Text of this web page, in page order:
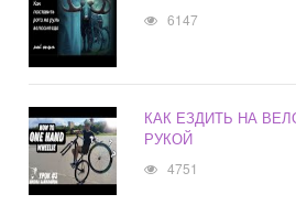
6147
КАК ЕЗДИТЬ НА
РУКОЙ
4751